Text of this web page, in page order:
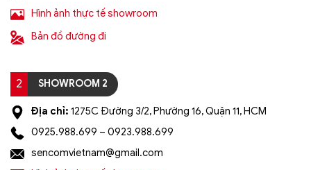
Hình ảnh thực tế showroom
Bản đồ đường đi
2 SHOWROOM 2
Địa chỉ: 1275C Đường 3/2, Phường 16, Quận 11, HCM
0925.988.699 – 0923.988.699
sencomvietnam@gmail.com